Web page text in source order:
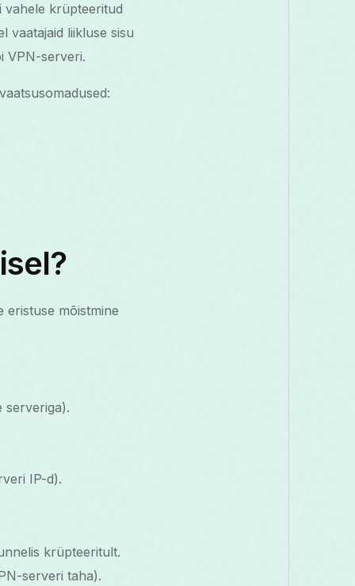
vahele krüpteeritud
vaatajaid liikluse sisu
VPN-serveri.
eristuse mõistmine
serveriga).
IP-d).
krüpteeritult.
serveri taha).